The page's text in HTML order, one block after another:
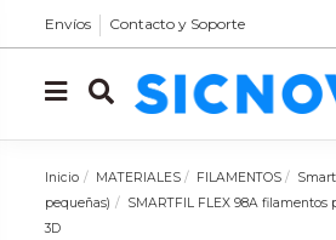
Envíos Contacto y Soporte
Inicio MATERIALES FILAMENTOS
pequeñas)
SMARTFIL FLEX 98A filamentos
3D